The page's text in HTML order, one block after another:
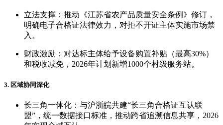
立法支撑：推动《江苏省农产品质量安全条例》修订，
明确电子合格证法律效力，对拒不开证主体实施市场禁
入。
财政激励：对达标主体给予设备购置补贴（最高30%）
和税收减免，2026年计划新增1000个村级服务站。
3. 区域协同深化
长三角一体化：与沪浙皖共建“长三角合格证互认联
盟”，统一数据接口标准，推动跨省追溯信息共享，2026